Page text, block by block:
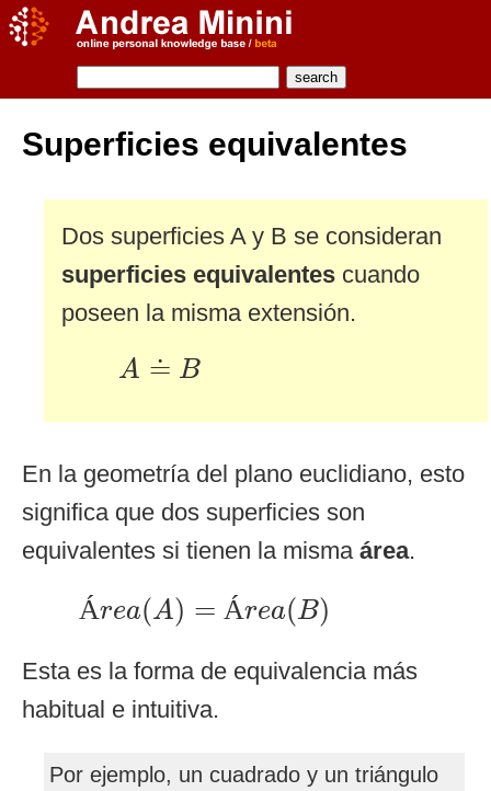
Superficies equivalentes
Dos superficies A y B se consideran
superficies equivalentes cuando
poseen la misma extensión.
A ≐ B
A ≐ B
En la geometría del plano euclidiano, esto
significa que dos superficies son
equivalentes si tienen la misma área.
Área(A) = Área(B)
a (A Ár B )
Esta es la forma de equivalencia más
habitual e intuitiva.
Por ejemplo, un cuadrado y un triángulo